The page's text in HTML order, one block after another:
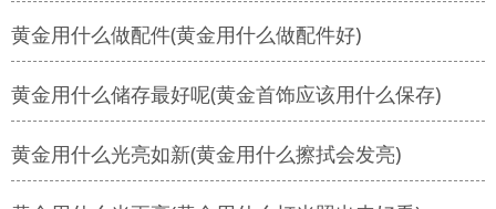
黄金用什么做配件(黄金用什么做配件好)
黄金用什么储存最好呢(黄金首饰应该用什么保存)
黄金用什么光亮如新(黄金用什么擦拭会发亮)